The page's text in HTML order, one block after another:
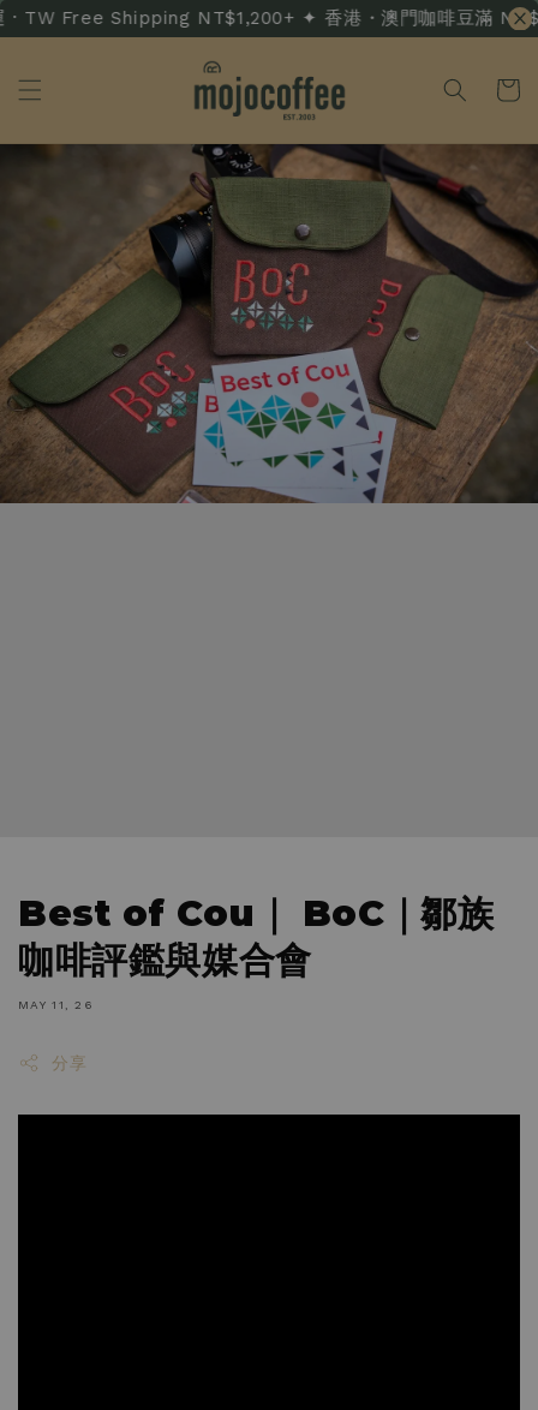
TW Free Shipping NT$1,200+ ✦ 香港・澳門咖啡豆滿
Best of Cou｜ BoC｜鄒族
咖啡評鑑與媒合會
MAY 11, 26
分享